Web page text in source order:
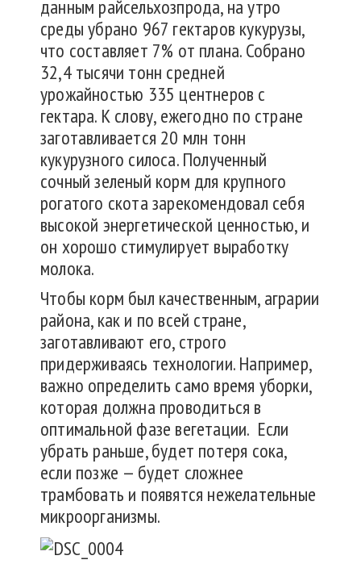
данным райсельхозпрода, на утро
среды убрано 967 гектаров кукурузы,
что составляет 7% от плана. Собрано
32,4 тысячи тонн средней
урожайностью 335 центнеров с
гектара. К слову, ежегодно по стране
заготавливается 20 млн тонн
кукурузного силоса. Полученный
сочный зеленый корм для крупного
рогатого скота зарекомендовал себя
высокой энергетической ценностью, и
он хорошо стимулирует выработку
молока.
Чтобы корм был качественным, аграрии
района, как и по всей стране,
заготавливают его, строго
придерживаясь технологии. Например,
важно определить само время уборки,
которая должна проводиться в
оптимальной фазе вегетации. Если
убрать раньше, будет потеря сока,
если позже — будет сложнее
трамбовать и появятся нежелательные
микроорганизмы.